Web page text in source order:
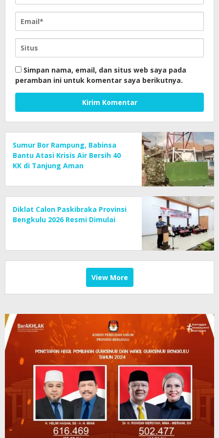
Simpan nama, email, dan situs web saya pada
peramban ini untuk komentar saya berikutnya.
Sumur Bor Rampung, Babinsa
Bantu Atasi Krisis Air Bersih 40
KK di Tanjung Aman
Diklat Calon Paskibraka Provinsi
Bengkulu 2026 Resmi Dimulai
View More